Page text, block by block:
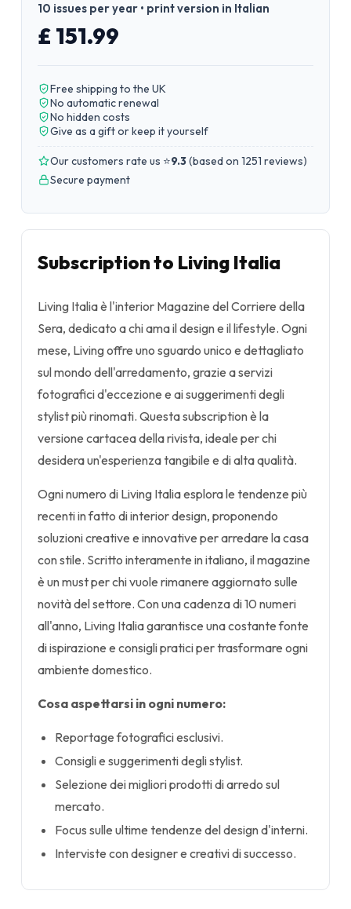
10 issues per year • print version in Italian
£ 151.99
Free shipping to the UK
No automatic renewal
No hidden costs
Give as a gift or keep it yourself
Our customers rate us ⭐9.3(based on 1251 reviews)
Secure payment
Subscription to Living Italia
Living Italia è l'interior Magazine del Corriere della
Sera, dedicato a chi ama il design e il lifestyle. Ogni
mese, Living offre uno sguardo unico e dettagliato
sul mondo dell'arredamento, grazie a servizi
fotografici d'eccezione e ai suggerimenti degli
stylist più rinomati. Questa subscription è la
versione cartacea della rivista, ideale per chi
desidera un'esperienza tangibile e di alta qualità.
Ogni numero di Living Italia esplora le tendenze più
recenti in fatto di interior design, proponendo
soluzioni creative e innovative per arredare la casa
con stile. Scritto interamente in italiano, il magazine
è un must per chi vuole rimanere aggiornato sulle
novità del settore. Con una cadenza di 10 numeri
all'anno, Living Italia garantisce una costante fonte
di ispirazione e consigli pratici per trasformare ogni
ambiente domestico.
Cosa aspettarsi in ogni numero:
Reportage fotografici esclusivi.
Consigli e suggerimenti degli stylist.
Selezione dei migliori prodotti di arredo sul
mercato.
Focus sulle ultime tendenze del design d'interni.
Interviste con designer e creativi di successo.